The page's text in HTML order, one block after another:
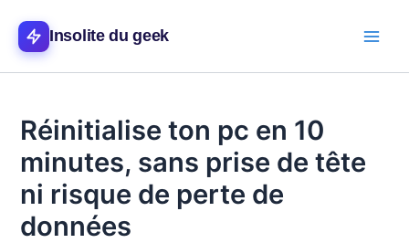
contenu
Insolite du geek
Réinitialise ton pc en 10
minutes, sans prise de tête
ni risque de perte de
données